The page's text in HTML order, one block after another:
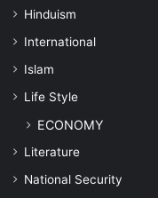
Hinduism
International
Islam
Life Style
ECONOMY
Literature
National Security